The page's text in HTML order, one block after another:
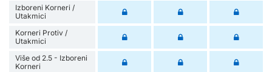
Izboreni Korneri /
Utakmici
Korneri Protiv /
Utakmici
Više od 2.5 - Izboreni
Korneri